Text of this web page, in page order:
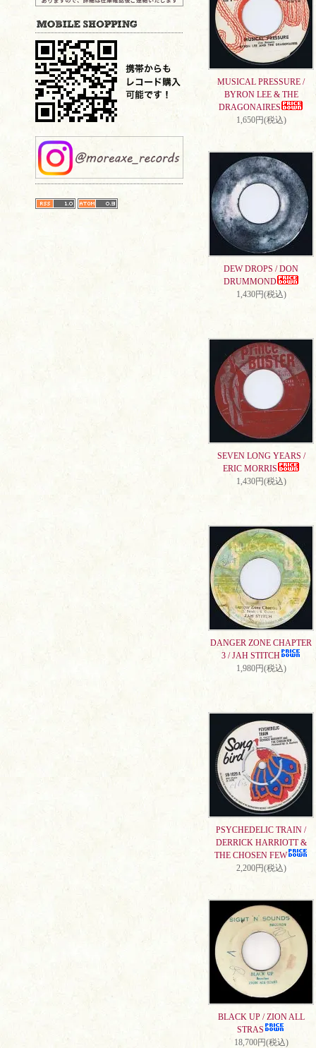
MUSICAL PRESSURE /
BYRON LEE & THE
DRAGONAIRES
1,650円(税込)
DEW DROPS / DON
DRUMMOND
1,430円(税込)
SEVEN LONG YEARS /
ERIC MORRIS
1,430円(税込)
DANGER ZONE CHAPTER
3 / JAH STITCH
1,980円(税込)
PSYCHEDELIC TRAIN /
DERRICK HARRIOTT &
THE CHOSEN FEW
2,200円(税込)
BLACK UP / ZION ALL
STRAS
18,700円(税込)